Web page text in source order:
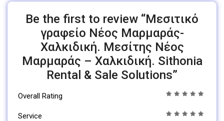
Be the first to review “Μεσιτικό
γραφείο Νέος Μαρμαράς-
Χαλκιδική. Μεσίτης Νέος
Μαρμαράς – Χαλκιδική. Sithonia
Rental & Sale Solutions”
Overall Rating
Service